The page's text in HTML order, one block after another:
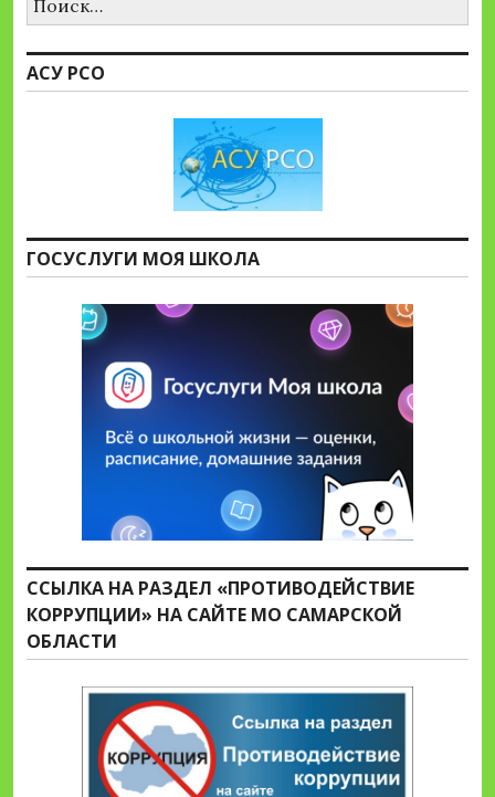
АСУ РСО
ГОСУСЛУГИ МОЯ ШКОЛА
ССЫЛКА НА РАЗДЕЛ «ПРОТИВОДЕЙСТВИЕ
КОРРУПЦИИ» НА САЙТЕ МО САМАРСКОЙ
ОБЛАСТИ